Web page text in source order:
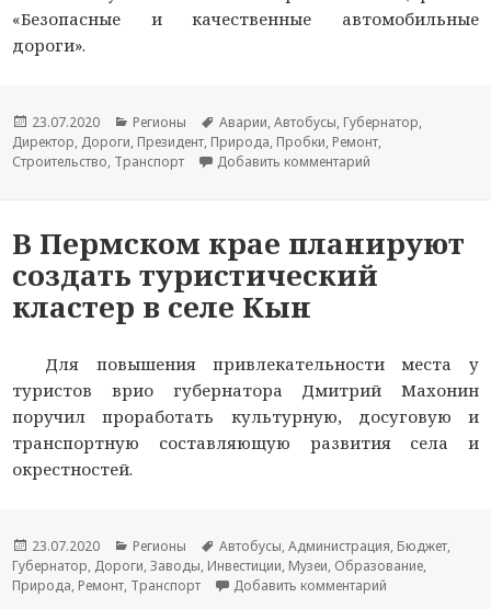
«Безопасные и качественные автомобильные
дороги».
Опубликовано
23.07.2020 Рубрики
Регионы Метки
Аварии,Автобусы, Губернатор,
Директор, Дороги, Президент, Природа, Пробки, Ремонт,
Строительство, Транспорт Добавить комментарий
В Пермском крае планируют
создать туристический
кластер в селе Кын
Для повышения привлекательности места у
туристов врио губернатора Дмитрий Махонин
поручил проработать культурную, досуговую и
транспортную составляющую развития села и
окрестностей.
Опубликовано
23.07.2020 Рубрики
Регионы Метки
Автобусы,Администрация, Бюджет,
Губернатор, Дороги,Заводы, Инвестиции, Музеи, Образование,
Природа, Ремонт, Транспорт Добавить комментарий